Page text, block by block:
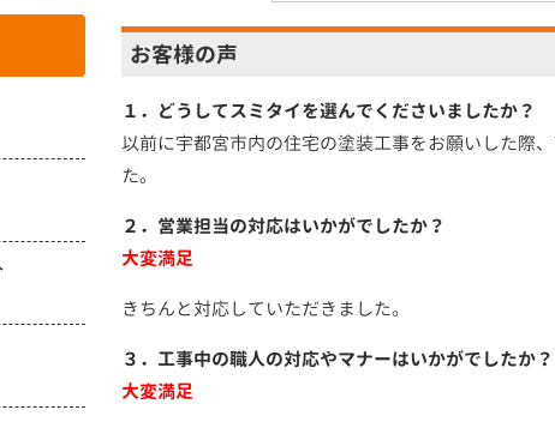
お客様の声
１．どうしてスミタイを選んでくださいましたか？
以前に宇都宮市内の住宅の塗装工事をお願いした際
た。
２．営業担当の対応はいかがでしたか？
大変満足
きちんと対応していただきました。
３．工事中の職人の対応やマナーはいかがでしたか？
大変満足